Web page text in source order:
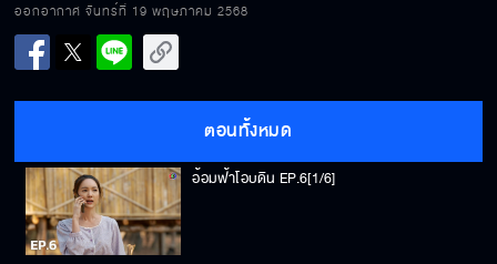
ออกอากาศ จันทร์ที่ 19 พฤษภาคม 2568
ตอนทั้งหมด
อ้อมฟ้าโอบดิน EP.6[1/6]